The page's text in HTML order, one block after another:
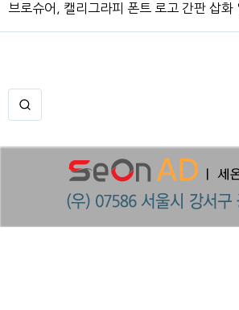
브로슈어, 캘리그라피 폰트 로고 간판 삽